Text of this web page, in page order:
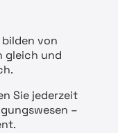
von
gleich und
Sie jederzeit
–